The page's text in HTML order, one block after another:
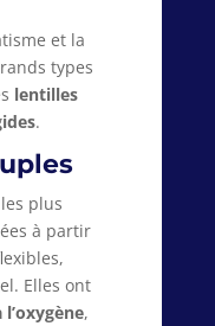
et la
types
lentilles
.
plus
à partir
Elles ont
,